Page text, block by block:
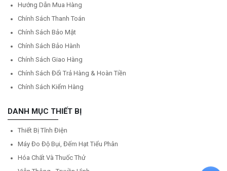
Hướng Dẫn Mua Hàng
Chính Sách Thanh Toán
Chính Sách Bảo Mật
Chính Sách Bảo Hành
Chính Sách Giao Hàng
Chính Sách Đổi Trả Hàng & Hoàn Tiền
Chính Sách Kiểm Hàng
DANH MỤC THIẾT BỊ
Thiết Bị Tĩnh Điện
Máy Đo Độ Bụi, Đếm Hạt Tiểu Phân
Hóa Chất Và Thuốc Thử